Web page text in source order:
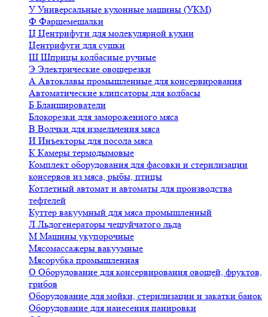
У Универсальные кухонные машины (УКМ)
Ф Фаршемешалки
Ц Центрифуги для молекулярной кухни
Центрифуги для сушки
Ш Шприцы колбасные ручные
Э Электрические овощерезки
А Автоклавы промышленные для консервирования
Автоматические клипсаторы для колбасы
Б Бланширователи
Блокорезки для замороженного мяса
В Волчки для измельчения мяса
И Инъекторы для посола мяса
К Камеры термодымовые
Комплект оборудования для фасовки и стерилизации
консервов из мяса, рыбы, птицы
Котлетный автомат и автоматы для производства
тефтелей
Куттер вакуумный для мяса промышленный
Л Льдогенераторы чешуйчатого льда
М Машины укупорочные
Мясомассажеры вакуумные
Мясорубка промышленная
О Оборудование для консервирования овощей, фруктов,
грибов
Оборудование для мойки, стерилизации и закатки банок
Оборудование для нанесения панировки